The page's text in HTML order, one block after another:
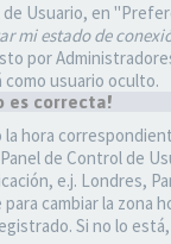
Usuario, en
mi estado de
por
como usuario oculto.
es correcta!
hora
de Control de
e.j. Londres,
cambiar la zona
Si no lo